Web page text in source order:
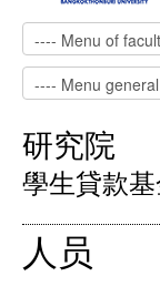
研究院
學生貸款
人员